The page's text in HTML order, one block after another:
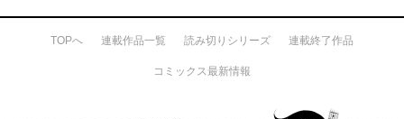
TOPへ 連載作品一覧 読み切りシリーズ 連載終了作品
コミックス最新情報